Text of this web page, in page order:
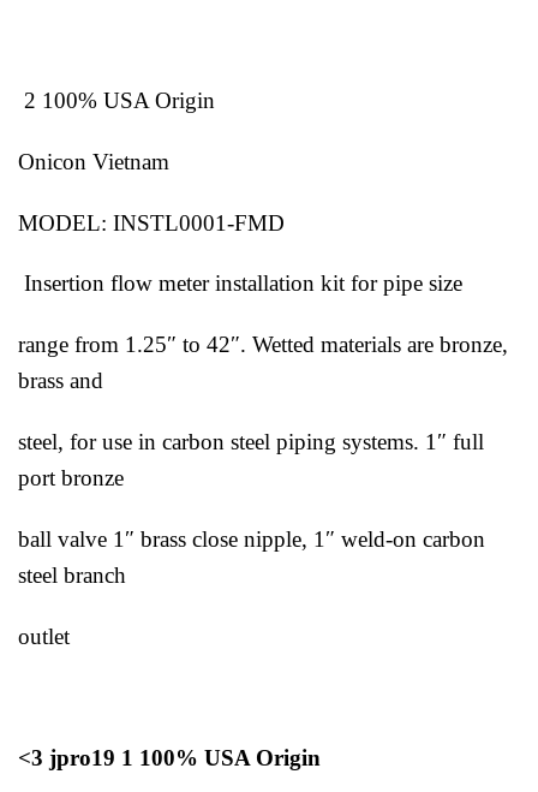
2 100% USA Origin
Onicon Vietnam
MODEL: INSTL0001-FMD
Insertion flow meter installation kit for pipe size
range from 1.25″ to 42″. Wetted materials are bronze,
brass and
steel, for use in carbon steel piping systems. 1″ full
port bronze
ball valve 1″ brass close nipple, 1″ weld-on carbon
steel branch
outlet
<3 jpro19 1 100% USA Origin